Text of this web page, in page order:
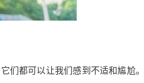
们都可以让我们感到不适和尴尬